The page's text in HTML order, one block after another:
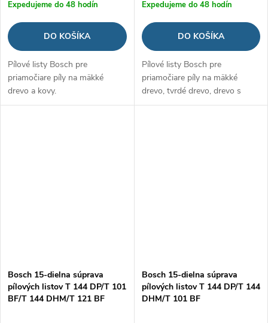
Expedujeme do 48 hodín
DO KOŠÍKA
Pílové listy Bosch pre
priamočiare píly na mäkké
drevo a kovy.
Expedujeme do 48 hodín
DO KOŠÍKA
Pílové listy Bosch pre
priamočiare píly na mäkké
drevo, tvrdé drevo, drevo s
kovmi a kovy.
Bosch 15-dielna súprava
pílových listov T 144 DP/T 101
BF/T 144 DHM/T 121 BF
Bosch 15-dielna súprava
pílových listov T 144 DP/T 144
DHM/T 101 BF